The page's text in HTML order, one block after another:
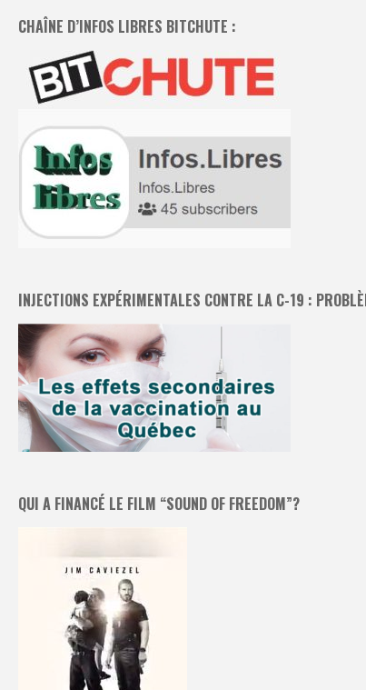
CHAÎNE D’INFOS LIBRES BITCHUTE :
INJECTIONS EXPÉRIMENTALES CONTRE LA C-19 :
QUI A FINANCÉ LE FILM “SOUND OF FREEDOM”?